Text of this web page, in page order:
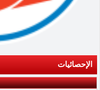
الإحصائيات